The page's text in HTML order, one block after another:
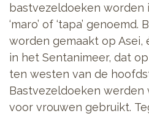
bastvezeldoeken worden
‘maro’ of ‘tapa’
worden gemaakt op Asei,
in het Sentanimeer, dat
ten westen van de
Bastvezeldoeken
voor vrouwen gebruikt.